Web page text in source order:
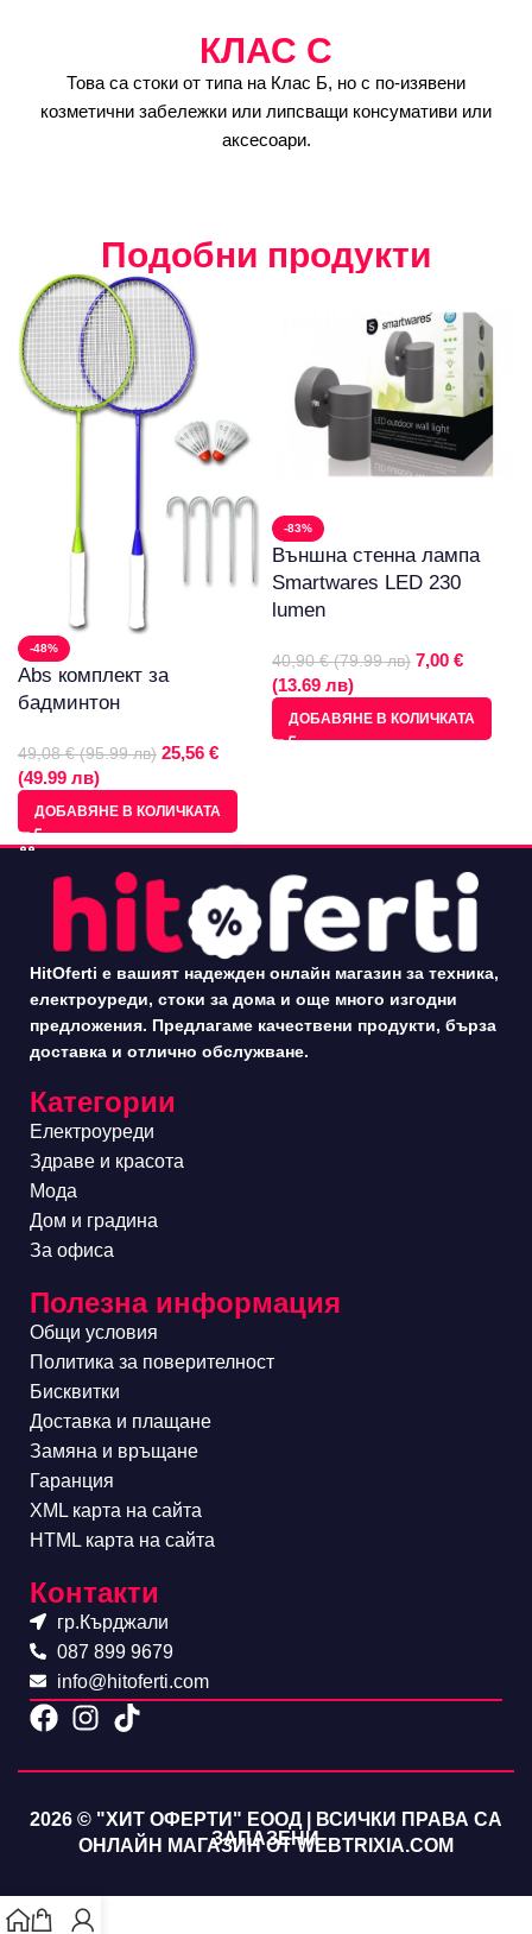
КЛАС C
Това са стоки от типа на Клас Б, но с по-изявени
козметични забележки или липсващи консумативи или
аксесоари.
Подобни продукти
-48%
Abs комплект за
бадминтон
49,08 € (95.99 лв) 25,56 €
(49.99 лв)
ДОБАВЯНЕ В КОЛИЧКАТА
-83%
Външна стенна лампа
Smartwares LED 230
lumen
40,90 € (79.99 лв) 7,00 €
(13.69 лв)
ДОБАВЯНЕ В КОЛИЧКАТА
HitOferti е вашият надежден онлайн магазин за техника,
електроуреди, стоки за дома и още много изгодни
предложения. Предлагаме качествени продукти, бърза
доставка и отлично обслужване.
Категории
Електроуреди
Здраве и красота
Мода
Дом и градина
За офиса
Полезна информация
Общи условия
Политика за поверителност
Бисквитки
Доставка и плащане
Замяна и връщане
Гаранция
XML карта на сайта
HTML карта на сайта
Контакти
гр.Кърджали
087 899 9679
info@hitoferti.com
2026 © "ХИТ ОФЕРТИ" ЕООД | ВСИЧКИ ПРАВА СА
ЗАПАЗЕНИ
ОНЛАЙН МАГАЗИН ОТ WEBTRIXIA.COM